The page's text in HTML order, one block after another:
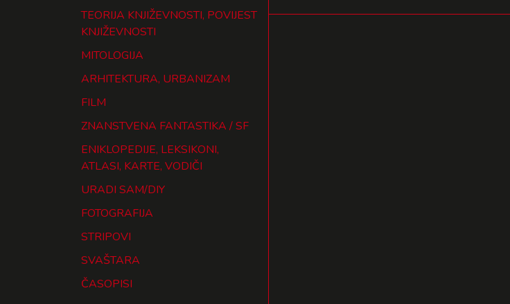
TEORIJA KNJIŽEVNOSTI, POVIJEST
KNJIŽEVNOSTI
MITOLOGIJA
ARHITEKTURA, URBANIZAM
FILM
ZNANSTVENA FANTASTIKA / SF
ENIKLOPEDIJE, LEKSIKONI,
ATLASI, KARTE, VODIČI
URADI SAM/DIY
FOTOGRAFIJA
STRIPOVI
SVAŠTARA
ČASOPISI